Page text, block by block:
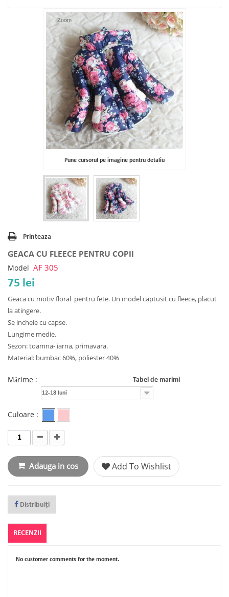
Zoom
Pune cursorul pe imagine pentru detaliu
Printeaza
GEACA CU FLEECE PENTRU COPII
Model AF 305
75 lei
Geaca cu motiv floral pentru fete. Un model captusit cu fleece, placut
la atingere.
Se incheie cu capse.
Lungime medie.
Sezon: toamna- iarna, primavara.
Material: bumbac 60%, poliester 40%
Mărime : Tabel de marimi
12-18 luni
Culoare :
Adauga in cos Add To Wishlist
Distribuiţi
RECENZII
No customer comments for the moment.